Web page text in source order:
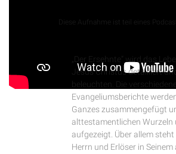
Diese Aufnahme ist teil eines
„Der Ersehnte“ wird das
Jesus Christus detailliert
beleuchten. Die
Evangeliumsberichte
Ganzes zusammengefügt
alttestamentlichen Wurzeln
aufgezeigt. Über allem
Herrn und Erlöser in